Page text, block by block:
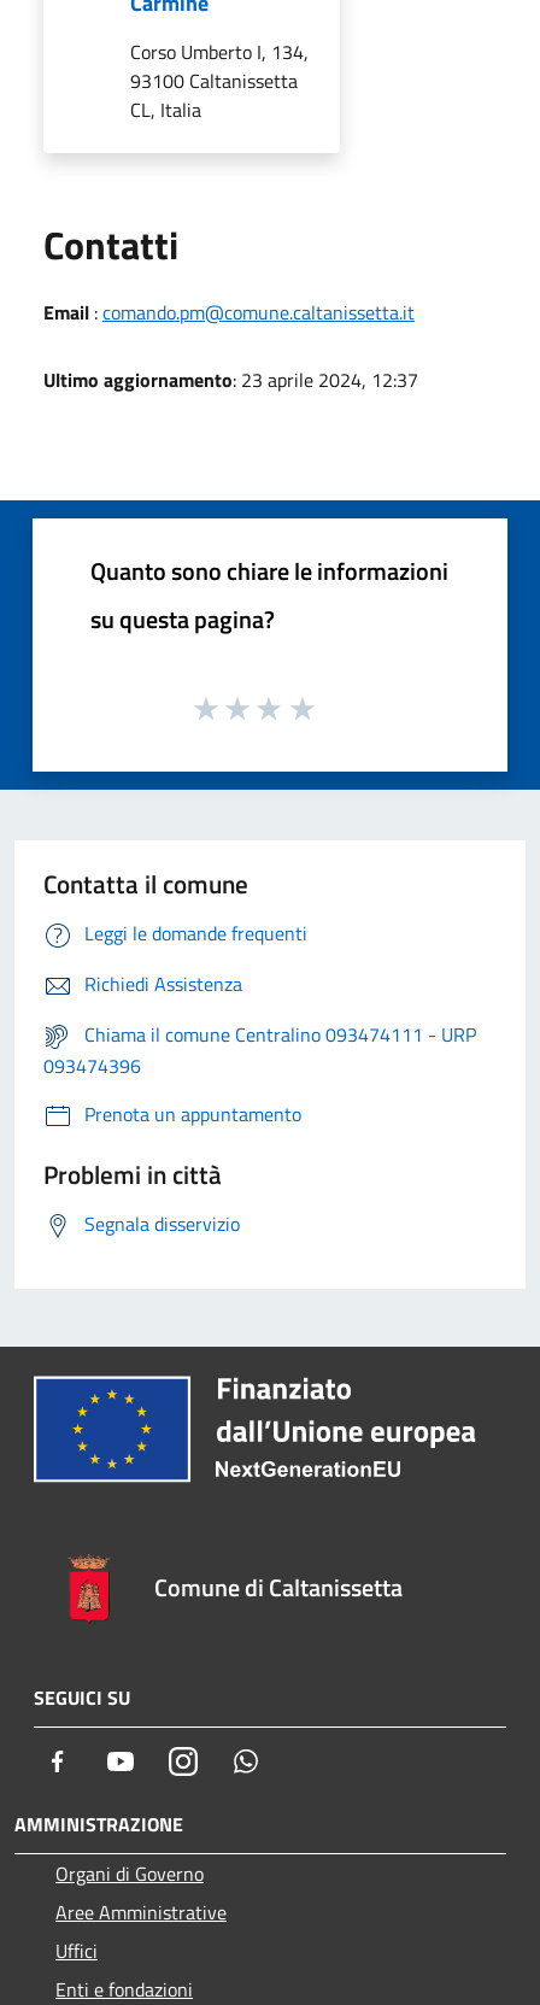
Corso Umberto I, 134,
93100 Caltanissetta
CL, Italia
Contatti
Email :comando.pm@comune.caltanissetta.it
Ultimo aggiornamento: 23 aprile 2024, 12:37
Quanto sono chiare le informazioni
su questa pagina?
Contatta il comune
Leggi le domande frequenti
Richiedi Assistenza
Chiama il comune Centralino 093474111 - URP
093474396
Prenota un appuntamento
Problemi in città
Segnala disservizio
Comune di Caltanissetta
SEGUICI SU
Facebook YoutubeInstagram
AMMINISTRAZIONE
Organi di Governo
Aree Amministrative
Uffici
Enti e fondazioni